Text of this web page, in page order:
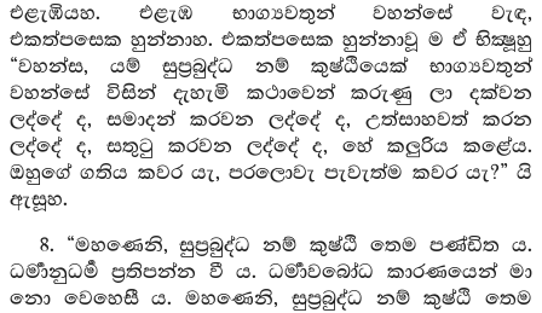
එළැඹියහ. එළැඹ භාග්‍යවතුන් වහන්සේ වැඳ,
එකත්පසෙක හුන්නාහ. එකත්පසෙක හුන්නාවූ ම ඒ භික්‍ෂූහු
“වහන්ස, යම් සුප්‍රබුද්ධ නම් කුෂ්ඨියෙක් භාග්‍යවතුන්
වහන්සේ විසින් දැහැමි කථාවෙන් කරුණු ලා දක්වන
ලද්දේ ද, සමාදන් කරවන ලද්දේ ද, උත්සාහවත් කරන
ලද්දේ ද, සතුටු කරවන ලද්දේ ද, හේ කලුරිය කළේය.
ඔහුගේ ගතිය කවර යැ, පරලොවැ පැවැත්ම කවර යැ?” යි
ඇසූහ.
8. “මහණෙනි, සුප්‍රබුද්ධ නම් කුෂ්ඨි තෙම පණ්ඩිත ය.
ධර්‍මානුධර්‍ම ප්‍රතිපන්න වී ය. ධර්‍මාවබෝධ කාරණයෙන් මා
නො වෙහෙසී ය. මහණෙනි, සුප්‍රබුද්ධ නම් කුෂ්ඨි තෙම